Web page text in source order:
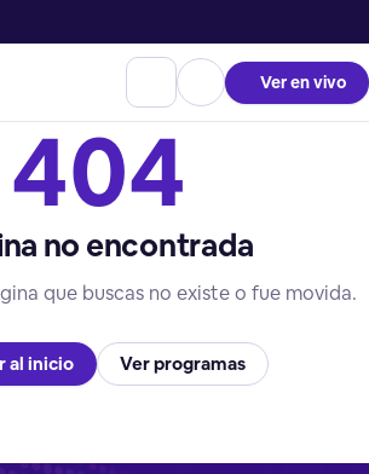
Ver en vivo
404
no encontrada
que buscas no existe o fue movida.
al inicio Ver programas